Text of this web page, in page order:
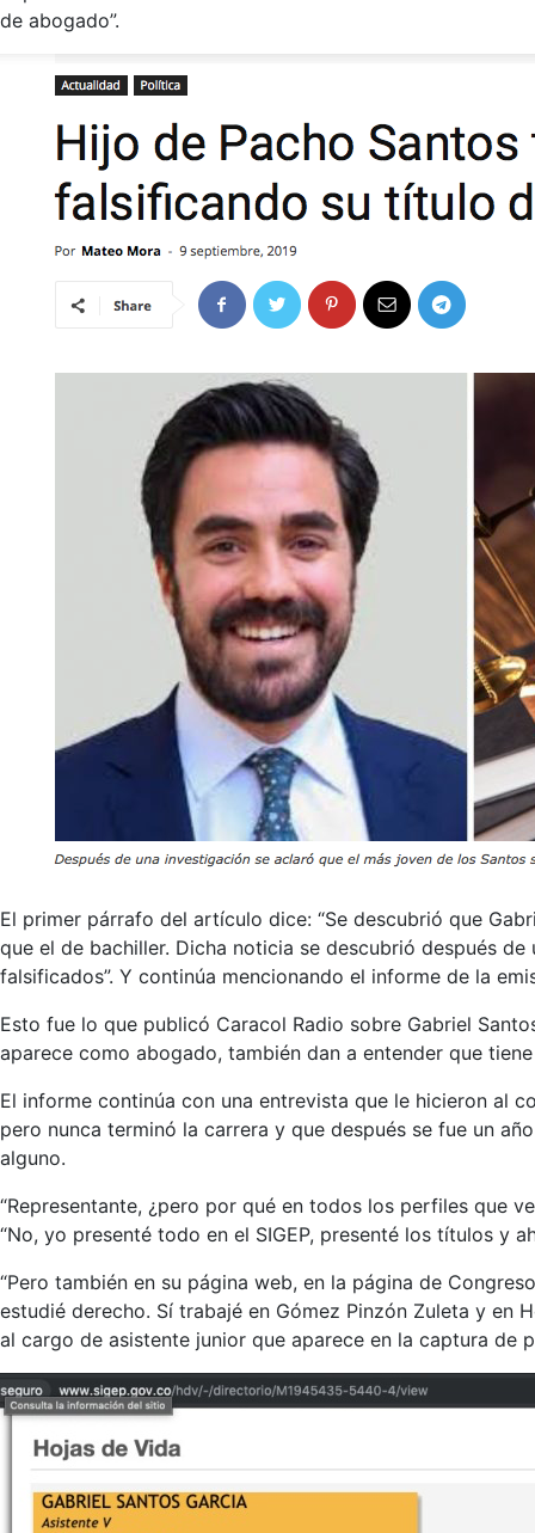
de abogado”.
El primer párrafo del artículo dice: “Se descubrió que
que el de bachiller. Dicha noticia se descubrió después
falsificados”. Y continúa mencionando el informe de la
Esto fue lo que publicó Caracol Radio sobre Gabriel
aparece como abogado, también dan a entender que
El informe continúa con una entrevista que le hicieron al
pero nunca terminó la carrera y que después se fue un
alguno.
“Representante, ¿pero por qué en todos los perfiles que
“No, yo presenté todo en el SIGEP, presenté los títulos y
“Pero también en su página web, en la página de
estudié derecho. Sí trabajé en Gómez Pinzón Zuleta y en
al cargo de asistente junior que aparece en la captura de